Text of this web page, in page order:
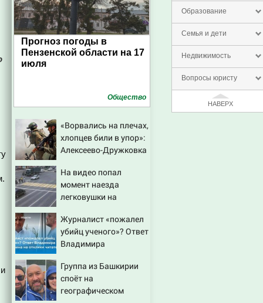
Образование
Семья и дети
Недвижимость
Вопросы юристу
НАВЕРХ
Прогноз погоды в
Пензенской области на 17
июля
Общество
«Ворвались на плечах,
хлопцев били в упор»:
Алексеево-Дружковка
для «птах Мадьяра»
На видео попал
момент наезда
легковушки на
пострадали минимум
восемь человек
06/08/2026 – Новости
Журналист «пожалел
убийц ученого»? Ответ
Владимира
читателей
Группа из Башкирии
споёт на
географическом